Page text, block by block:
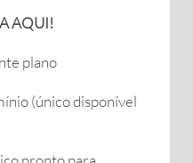
AQUI!
plano
(único disponível